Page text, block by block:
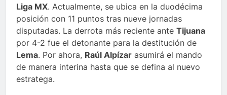
Liga MX. Actualmente, se ubica en la duodécima
posición con 11 puntos tras nueve jornadas
disputadas. La derrota más reciente ante Tijuana
por 4-2 fue el detonante para la destitución de
Lema. Por ahora, Raúl Alpízar asumirá el mando
de manera interina hasta que se defina al nuevo
estratega.